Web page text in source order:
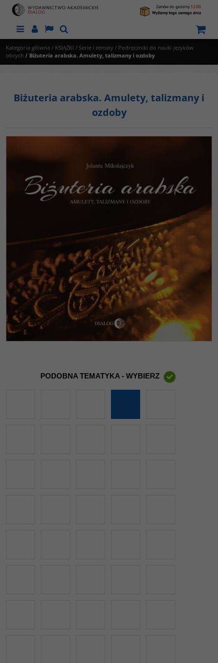
MenuPanelLangSzukaj
Kategoria główna / KSIĄŻKI / Serie i tematy / Podręczniki do nauki języków
obcych / Biżuteria arabska. Amulety, talizmany i ozdoby
Biżuteria arabska. Amulety, talizmany i
ozdoby
PODOBNA TEMATYKA - WYBIERZ